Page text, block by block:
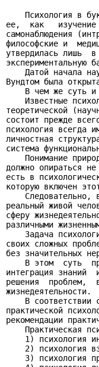
Психология в
ее,  как
самонаблюдения
философские и
утвердилась лишь
экспериментальную
Датой начала
Вундтом была
В чем же суть
Известные
теоретической
состоит прежде
психология всегда
личностная
система
Понимание
должно опираться
есть в
которую включен
Следовательно,
реальный живой
сферу
различными
Задача
своих сложных
без значительных
В этом  суть
интеграция знаний
решения  проблем,
жизнедеятельности.
В соответствии
практической
рекомендации
Практическая
1) психология
2) психология
3) психология